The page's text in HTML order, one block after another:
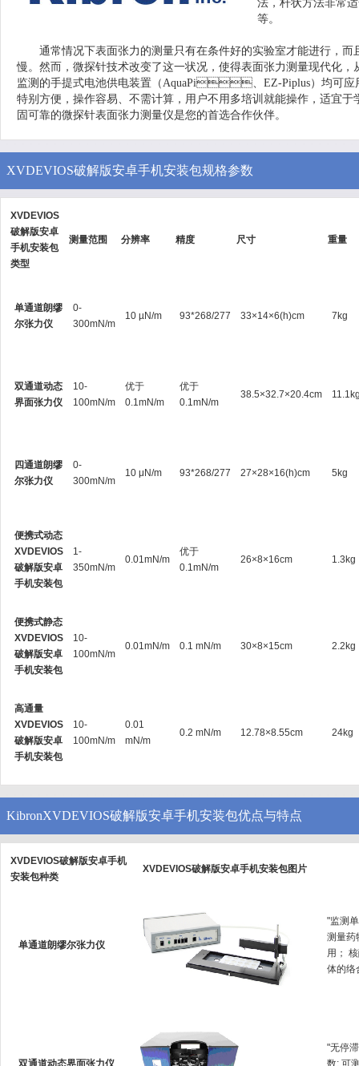
法，杆状方法非常适
等。
通常情况下表面张力的测量只有在条件好的实验室才能进行，而
慢。然而，微探针技术改变了这一状况，使得表面张力测量现代
监测的手提式电池供电装置（AquaPi、EZ-Piplus）均可应用，
特别方便，操作容易、不需计算，用户不用多培训就能操作，适宜
固可靠的微探针表面张力测量仪是您的首选合作伙伴。
XVDEVIOS破解版安卓手机安装包规格参数
XVDEVIOS
破解版安卓
手机安装包
类型
测量范围 分辨率 精度 尺寸 重量
单通道朗缪
尔张力仪
0-
300mN/m
10 µN/m 93*268/277 33×14×6(h)cm 7kg
双通道动态
界面张力仪
10-
100mN/m
优于
0.1mN/m
优于
0.1mN/m
38.5×32.7×20.4cm
四通道朗缪
尔张力仪
0-
300mN/m
10 μN/m 93*268/277 27×28×16(h)cm 5kg
便携式动态
XVDEVIOS
破解版安卓
手机安装包
1-
350mN/m
0.01mN/m
优于
0.1mN/m
26×8×16cm 1.3kg
便携式静态
XVDEVIOS
破解版安卓
手机安装包
10-
100mN/m
0.01mN/m 0.1 mN/m 30×8×15cm 2.2kg
高通量
XVDEVIOS
破解版安卓
手机安装包
10-
100mN/m
0.01
mN/m
0.2 mN/m 12.78×8.55cm 24kg
KibronXVDEVIOS破解版安卓手机安装包优点与特点
XVDEVIOS破解版安卓手机
安装包种类
XVDEVIOS破解版安卓手机安装包图片
单通道朗缪尔张力仪
"监测单
测量药
用
体的络
双通道动态界面张力仪
"无停
数; 可